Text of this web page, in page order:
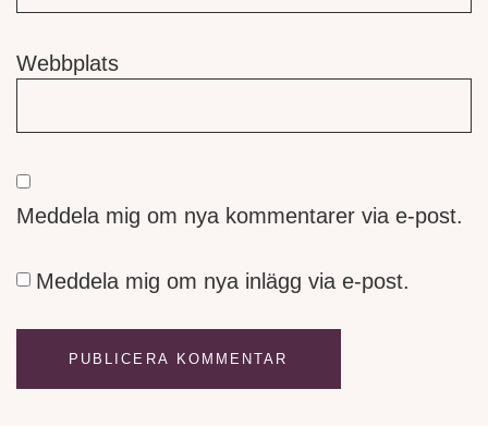
Webbplats
Meddela mig om nya kommentarer via e-post.
Meddela mig om nya inlägg via e-post.